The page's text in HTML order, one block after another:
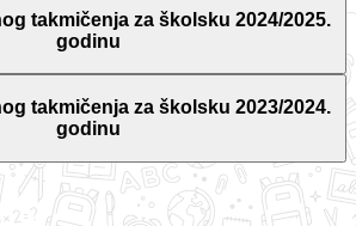
takmičenja za školsku 2024/2025.
godinu
takmičenja za školsku 2023/2024.
godinu